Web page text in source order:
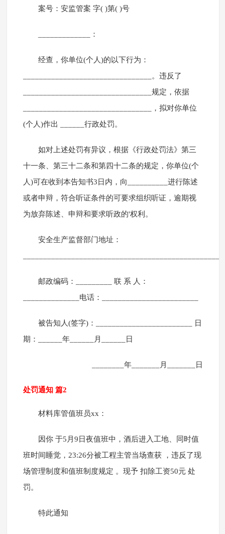
案号：安监管案 字( )第( )号
_____________：
经查，你单位(个人)的以下行为：
________________________________。违反了
________________________________规定，依据
________________________________，拟对你单位
(个人)作出 ______行政处罚。
如对上述处罚有异议，根据《行政处罚法》第三
十一条、第三十二条和第四十二条的规定，你单位(个
人)可在收到本告知书3日内，向__________进行陈述
或者申辩，符合听证条件的可要求组织听证，逾期视
为放弃陈述、申辩和要求听政的'权利。
安全生产监督部门地址：
邮政编码：_________ 联 系 人：
______________电话：________________________
被告知人(签字)：________________________ 日
期：______年______月______日
________年_______月_______日
处罚通知 篇2
材料库管值班员xx：
因你 于5月9日夜值班中，酒后进入工地、同时值
班时间睡觉，23:26分被工程主管当场查获 ，违反了现
场管理制度和值班制度规定 。现予 扣除工资50元 处
罚。
特此通知